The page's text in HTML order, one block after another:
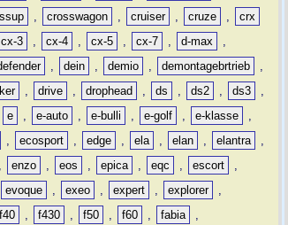
, crosswagon , cruiser , cruze ,
crx
cx-3 , cx-4 , cx-5 , cx-7 , d-max
,
, dein , demio , demontagebrtrieb
,
, drive , drophead , ds , ds2 , ds3
,
e , e-auto , e-bulli , e-golf , e-klasse
,
, ecosport , edge , ela , elan , elantra
,
, enzo , eos , epica , eqc , escort
,
evoque , exeo , expert , explorer
,
f40 , f430 , f50 , f60 , fabia
,